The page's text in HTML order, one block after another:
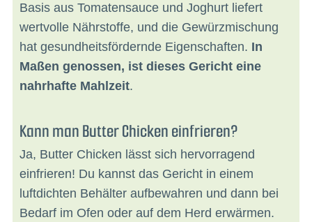
Basis aus Tomatensauce und Joghurt liefert
wertvolle Nährstoffe, und die Gewürzmischung
hat gesundheitsfördernde Eigenschaften. In
Maßen genossen, ist dieses Gericht eine
nahrhafte Mahlzeit.
Kann man Butter Chicken einfrieren?
Ja, Butter Chicken lässt sich hervorragend
einfrieren! Du kannst das Gericht in einem
luftdichten Behälter aufbewahren und dann bei
Bedarf im Ofen oder auf dem Herd erwärmen.